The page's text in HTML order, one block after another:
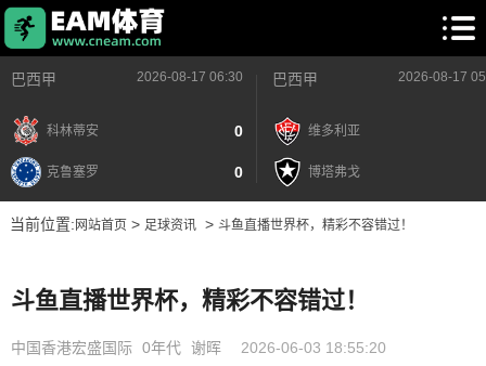
巴西甲 2026-08-17 06:30
科林蒂安 0
克鲁塞罗 0
巴西甲 2026-08-17
维多利亚
博塔弗戈
当前位置: 网站首页> 足球资讯> 斗鱼直播世界杯，精彩不容错过！
斗鱼直播世界杯，精彩不容错过！
中国香港宏盛国际 0年代 谢晖 2026-06-03 18:55:20